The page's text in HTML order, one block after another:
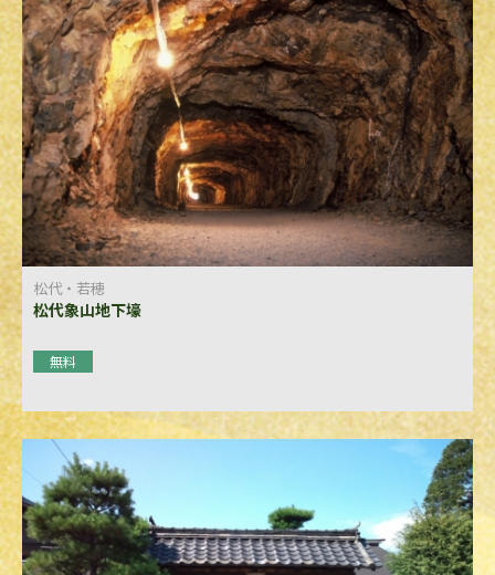
松代・若穂
松代象山地下壕
無料